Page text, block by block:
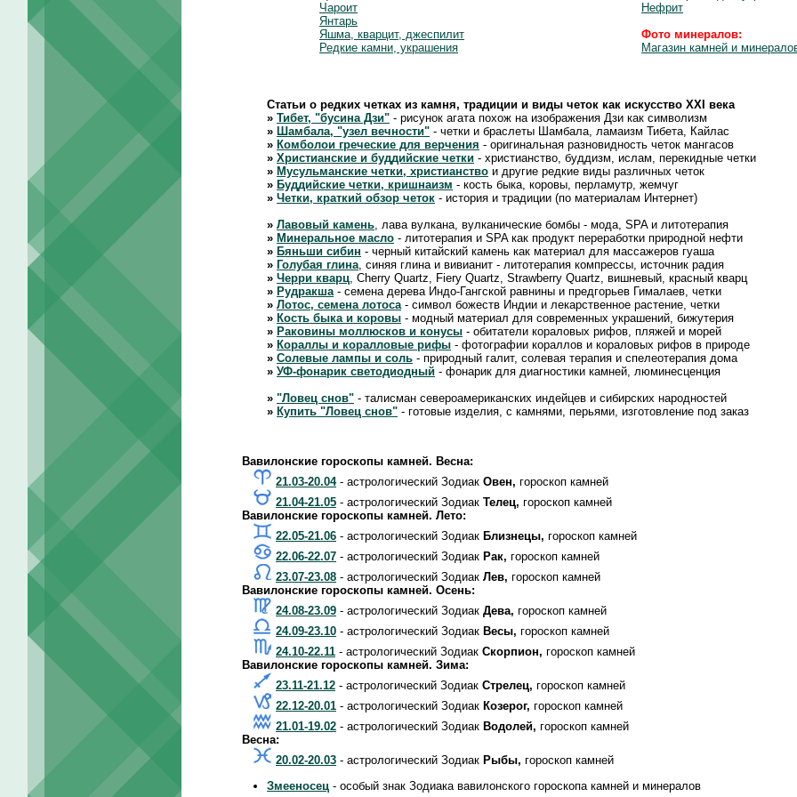
Чароит
Янтарь
Яшма, кварцит, джеспилит
Редкие камни, украшения
Нефрит
Фото минералов:
Магазин камней и
Статьи о редких четках из камня, традиции и виды четок как искусство XXI века
» Тибет, "бусина Дзи" - рисунок агата похож на изображения Дзи как символизм
» Шамбала, "узел вечности" - четки и браслеты Шамбала, ламаизм Тибета, Кайлас
» Комболои греческие для верчения - оригинальная разновидность четок мангасов
» Христианские и буддийские четки - христианство, буддизм, ислам, перекидные четки
» Мусульманские четки, христианство и другие редкие виды различных четок
» Буддийские четки, кришнаизм - кость быка, коровы, перламутр, жемчуг
» Четки, краткий обзор четок - история и традиции (по материалам Интернет)
» Лавовый камень , лава вулкана, вулканические бомбы - мода, SPA и литотерапия
» Минеральное масло - литотерапия и SPA как продукт переработки природной нефти
» Бяньши сибин - черный китайский камень как материал для массажеров гуаша
» Голубая глина , синяя глина и вивианит - литотерапия компрессы, источник радия
» Черри кварц , Cherry Quartz, Fiery Quartz, Strawberry Quartz, вишневый, красный кварц
» Рудракша - семена дерева Индо-Гангской равнины и предгорьев Гималаев, четки
» Лотос, семена лотоса - символ божеств Индии и лекарственное растение, четки
» Кость быка и коровы - модный материал для современных украшений, бижутерия
» Раковины моллюсков и конусы - обитатели кораловых рифов, пляжей и морей
» Кораллы и коралловые рифы - фотографии кораллов и кораловых рифов в природе
» Солевые лампы и соль - природный галит, солевая терапия и спелеотерапия дома
» УФ-фонарик светодиодный - фонарик для диагностики камней, люминесценция
» "Ловец снов" - талисман североамериканских индейцев и сибирских народностей
» Купить "Ловец снов" - готовые изделия, с камнями, перьями, изготовление под заказ
Вавилонские гороскопы камней. Весна:
21.03-20.04- астрологический Зодиак Овен, гороскоп камней
21.04-21.05 - астрологический Зодиак Телец, гороскоп камней
Вавилонские гороскопы камней. Лето:
22.05-21.06 - астрологический Зодиак Близнецы, гороскоп камней
22.06-22.07 - астрологический Зодиак Рак, гороскоп камней
23.07-23.08 - астрологический Зодиак Лев, гороскоп камней
Вавилонские гороскопы камней. Осень:
24.08-23.09 - астрологический Зодиак Дева, гороскоп камней
24.09-23.10 - астрологический Зодиак Весы, гороскоп камней
24.10-22.11 - астрологический Зодиак Скорпион, гороскоп камней
Вавилонские гороскопы камней. Зима:
23.11-21.12 - астрологический Зодиак Стрелец, гороскоп камней
22.12-20.01 - астрологический Зодиак Козерог, гороскоп камней
21.01-19.02 - астрологический Зодиак Водолей, гороскоп камней
Весна:
20.02-20.03 - астрологический Зодиак Рыбы, гороскоп камней
Змееносец - особый знак Зодиака вавилонского гороскопа камней и минералов